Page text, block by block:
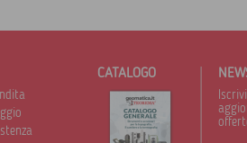
CATALOGO